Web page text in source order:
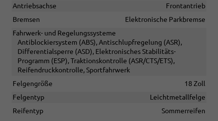
Antriebsachse
Frontantrieb
Bremsen
Elektronische Parkbremse
Fahrwerk- und Regelungssysteme
Antiblockiersystem (ABS), Antischlupfregelung (ASR),
Differentialsperre (ASD), Elektronisches Stabilitäts-
Programm (ESP), Traktionskontrolle (ASR/CTS/ETS),
Reifendruckkontrolle, Sportfahrwerk
Felgengröße
18 Zoll
Felgentyp
Leichtmetallfelge
Reifentyp
Sommerreifen